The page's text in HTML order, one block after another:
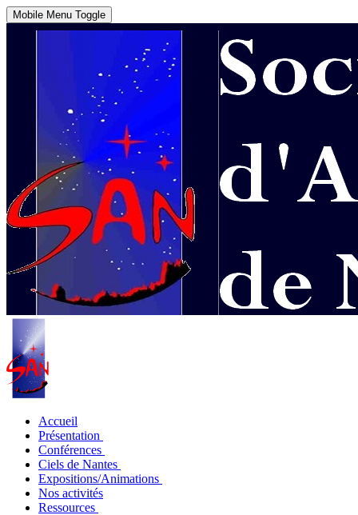
Mobile Menu Toggle
Accueil
Présentation
Conférences
Ciels de Nantes
Expositions/Animations
Nos activités
Ressources